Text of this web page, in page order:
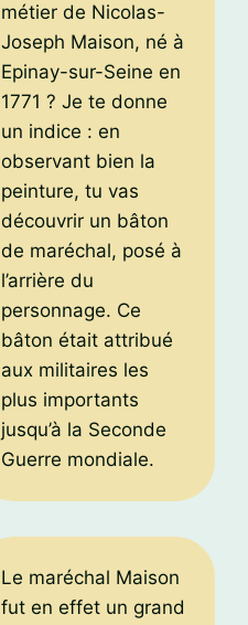
métier de Nicolas-
Joseph Maison, né à
Epinay-sur-Seine en
1771 ? Je te donne
un indice : en
observant bien la
peinture, tu vas
découvrir un bâton
de maréchal, posé à
l’arrière du
personnage. Ce
bâton était attribué
aux militaires les
plus importants
jusqu’à la Seconde
Guerre mondiale.
Le maréchal Maison
fut en effet un grand